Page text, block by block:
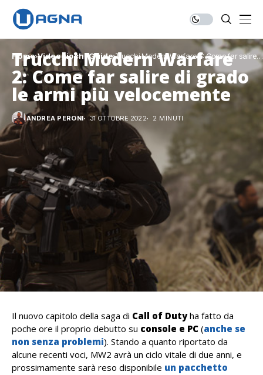
Home Videogiochi Guide Trucchi Modern Warfare 2: Come far salire
di grado le armi più velocemente
Trucchi Modern Warfare
2: Come far salire di grado
le armi più velocemente
ANDREA PERONI 31 OTTOBRE 2022 2 MINUTI
Il nuovo capitolo della saga di Call of Dutyha fatto da
poche ore il proprio debutto su console e PC (anche se
non senza problemi). Stando a quanto riportato da
alcune recenti voci, MW2 avrà un ciclo vitale di due anni, e
prossimamente sarà reso disponibile un pacchetto